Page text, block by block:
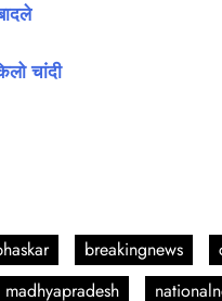
चांदी
breakingnews
madhyapradesh